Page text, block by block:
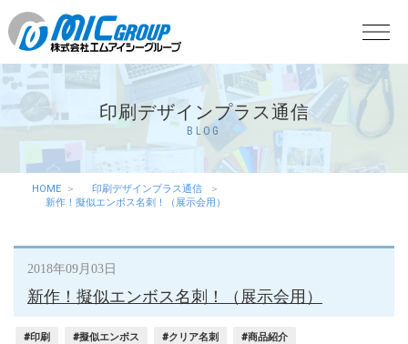
印刷デザインプラス通信
BLOG
HOME
印刷デザインプラス通信
新作！擬似エンボス名刺！（展示会用）
2018年09月03日
新作！擬似エンボス名刺！（展示会用）
#印刷 #擬似エンボス #クリア名刺 #商品紹介